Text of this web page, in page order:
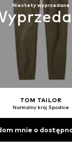
Niestety wyprzedane
TOM TAILOR
Normalny krój Spodnie
mnie o